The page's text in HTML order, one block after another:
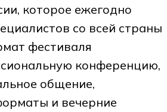
которое ежегодно
со всей страны
фестиваля
конференцию,
общение,
и вечерние